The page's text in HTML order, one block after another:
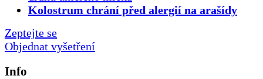
Kolostrum chrání před alergií na arašídy
Zeptejte se
Objednat vyšetření
Info